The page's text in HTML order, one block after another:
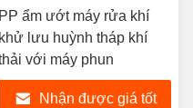
hình
PP ẩm ướt máy rửa khí
khử lưu huỳnh tháp khí
với máy phun
Nhận được giá tốt